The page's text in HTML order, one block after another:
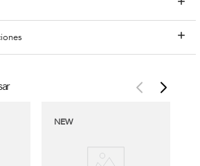
NEW